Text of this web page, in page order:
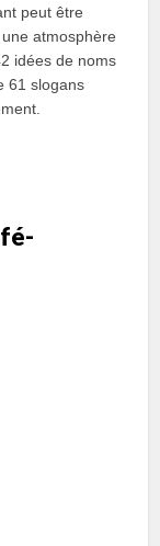
peut être
atmosphère
idées de noms
61 slogans